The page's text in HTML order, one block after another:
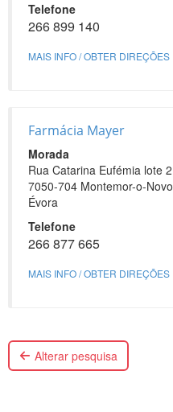
Telefone
266 899 140
MAIS INFO / OBTER DIREÇÕES
Farmácia Mayer
Morada
Rua Catarina Eufémia lote 2
7050-704 Montemor-o-Novo
Évora
Telefone
266 877 665
MAIS INFO / OBTER DIREÇÕES
Alterar pesquisa